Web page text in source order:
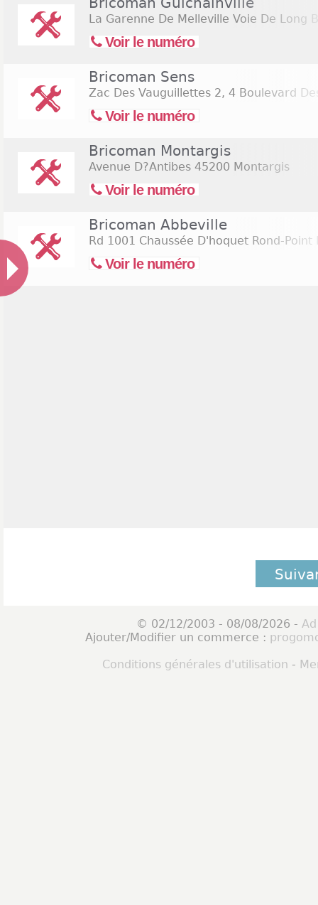
La Garenne De Melleville Voie De Long
Voir le numéro
Bricoman Sens
Zac Des Vauguillettes 2, 4 Boulevard
Voir le numéro
Bricoman Montargis
Avenue D?Antibes 45200 Montargis
Voir le numéro
Bricoman Abbeville
Rd 1001 Chaussée D'hoquet Rond-
Voir le numéro
© 02/12/2003 - 08/08/2026 -
Ajouter/Modifier un commerce :
Conditions générales d'utilisation -